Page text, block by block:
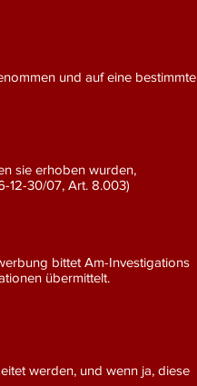
und auf eine bestimmte
sie erhoben wurden,
12-30/07, Art. 8.003)
bittet Am-Investigations
übermittelt.
werden, und wenn ja, diese